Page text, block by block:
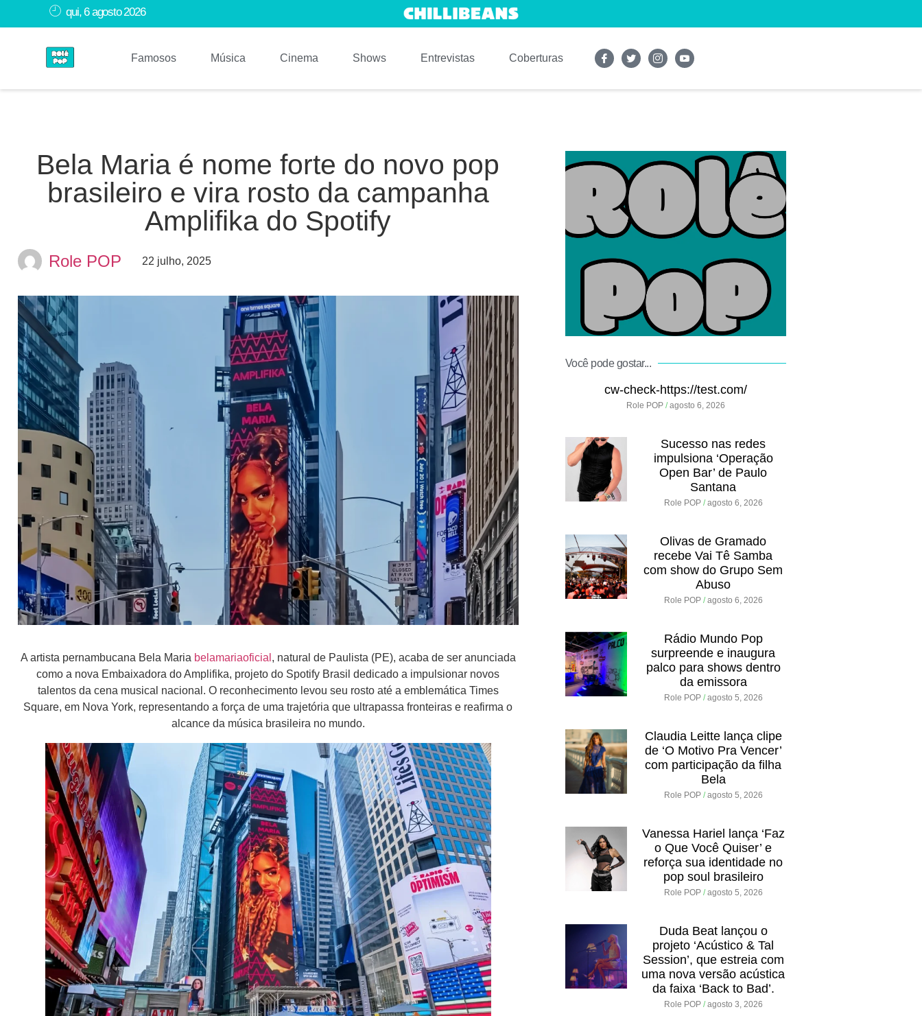
qui, 6 agosto 2026
Famosos Música Cinema Shows Entrevistas Coberturas
Bela Maria é nome forte do novo pop
brasileiro e vira rosto da campanha
Amplifika do Spotify
Role POP 22 julho, 2025
A artista pernambucana Bela Maria belamariaoficial , natural de Paulista (PE), acaba de ser anunciada
como a nova Embaixadora do Amplifika, projeto do Spotify Brasil dedicado a impulsionar novos
talentos da cena musical nacional. O reconhecimento levou seu rosto até a emblemática Times
Square, em Nova York, representando a força de uma trajetória que ultrapassa fronteiras e reafirma o
alcance da música brasileira no mundo.
Você pode gostar...
cw-check-https://test.com/
Role POP agosto 6, 2026
Sucesso nas redes
impulsiona ‘Operação
Open Bar’ de Paulo
Santana
Role POP agosto 6, 2026
Olivas de Gramado
recebe Vai Tê Samba
com show do Grupo Sem
Abuso
Role POP agosto 6, 2026
Rádio Mundo Pop
surpreende e inaugura
palco para shows dentro
da emissora
Role POP agosto 5, 2026
Claudia Leitte lança clipe
de ‘O Motivo Pra Vencer’
com participação da filha
Bela
Role POP agosto 5, 2026
Vanessa Hariel lança ‘Faz
o Que Você Quiser’ e
reforça sua identidade no
pop soul brasileiro
Role POP agosto 5, 2026
Duda Beat lançou o
projeto ‘Acústico & Tal
Session’, que estreia com
uma nova versão acústica
da faixa ‘Back to Bad’.
Role POP agosto 3, 2026